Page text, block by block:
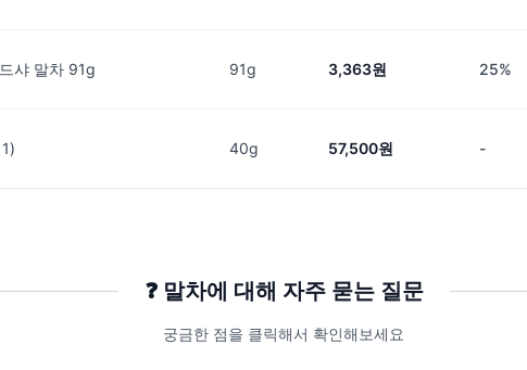
샤 말차 91g 91g 3,363원 25%
40g 57,500원 -
❓ 말차에 대해 자주 묻는 질문
궁금한 점을 클릭해서 확인해보세요